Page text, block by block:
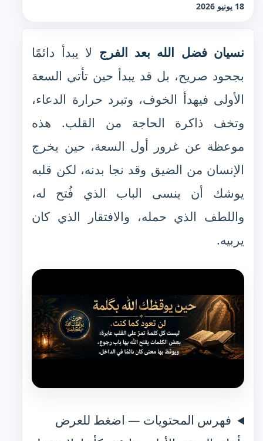
18 يونيو 2026
نسيان فضل الله بعد الفرج لا يبدأ دائمًا
بجحود صريح، بل قد يبدأ حين تأتي السعة
الأولى فيهدأ الخوف، وتبرد حرارة الدعاء،
وتخف ذاكرة الحاجة من القلب. هذه
موعظة عن غرور أول السعة، حين يخرج
الإنسان من الضيق وقد نجا بدنه، لكن قلبه
يوشك أن ينسى الباب الذي فُتح له،
واللطف الذي حمله، والافتقار الذي كان
يربيه.
فهرس المحتويات — اضغط للعرض